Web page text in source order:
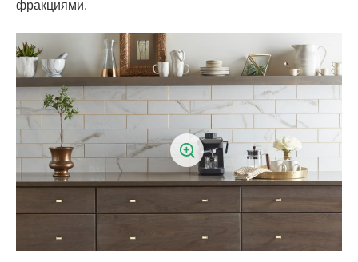
фракциями.